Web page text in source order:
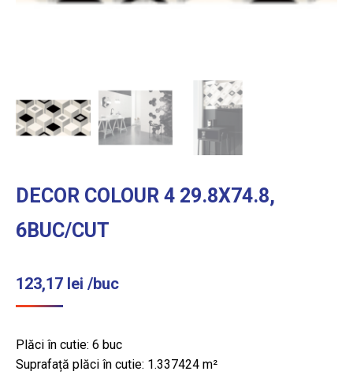
DECOR COLOUR 4 29.8X74.8,
6BUC/CUT
123,17 lei /buc
Plăci în cutie: 6 buc
Suprafață plăci în cutie: 1.337424 m²